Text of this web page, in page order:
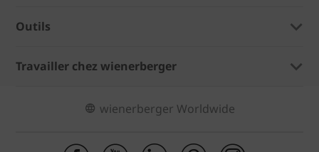
Outils
Travailler chez wienerberger
wienerberger Worldwide